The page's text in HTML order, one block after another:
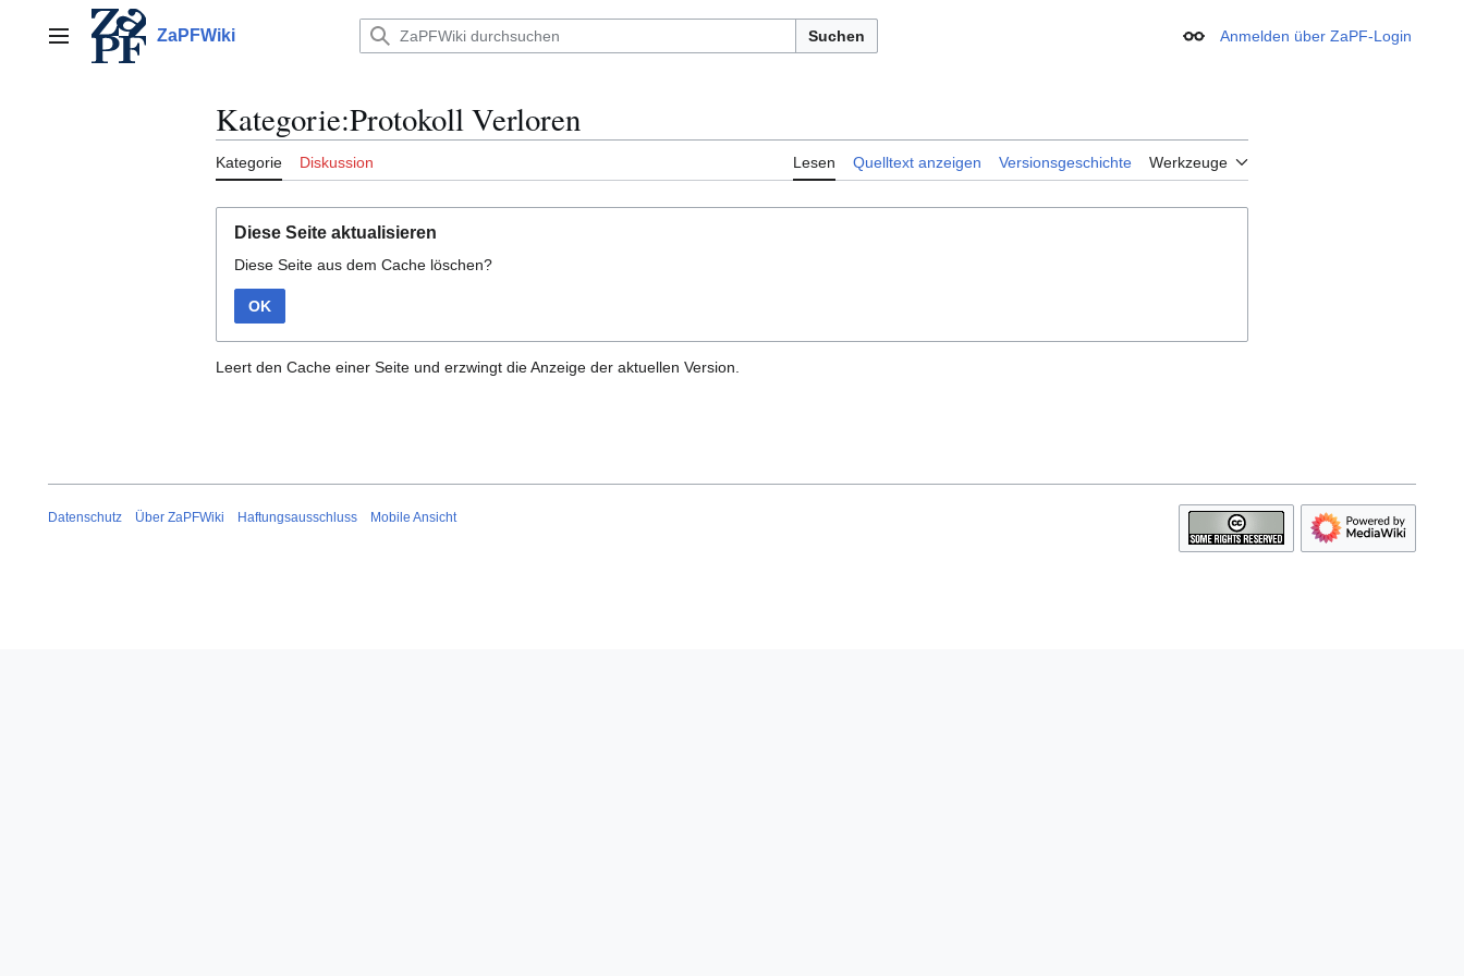
springenHauptmenü ZaPFWiki Suchen Erscheinungsbild
Anmelden über ZaPF-Login
Kategorie:Protokoll Verloren
Kategorie Diskussion Lesen Quelltext anzeigen Versionsgeschichte Werkzeuge
Diese Seite aktualisieren
Diese Seite aus dem Cache löschen?
OK
Leert den Cache einer Seite und erzwingt die Anzeige der aktuellen Version.
Datenschutz Über ZaPFWiki Haftungsausschluss Mobile Ansicht